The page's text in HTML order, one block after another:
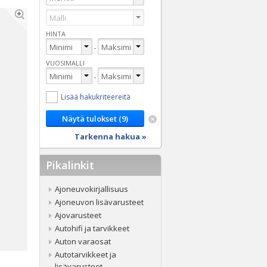
HINTA
-
VUOSIMALLI
-
Lisää hakukriteereitä
Tarkenna hakua »
Pikalinkit
Ajoneuvokirjallisuus
Ajoneuvon lisävarusteet
Ajovarusteet
Autohifi ja tarvikkeet
Auton varaosat
Autotarvikkeet ja